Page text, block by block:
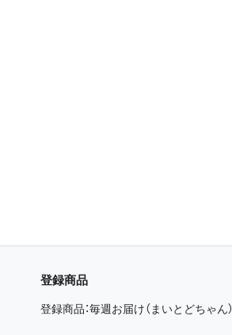
登録商品
登録商品：毎週お届け（まいとどちゃん）